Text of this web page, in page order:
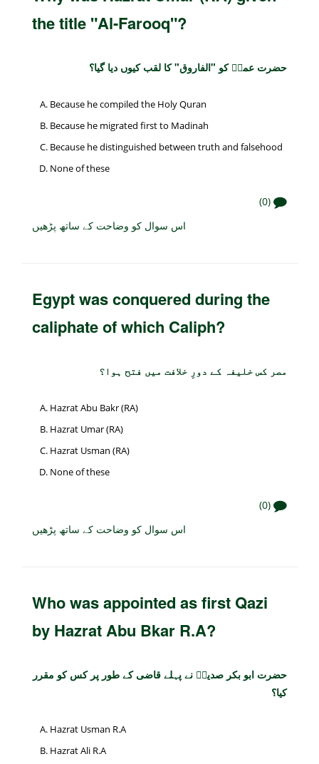
the title "Al-Farooq"?
حضرت عمرؓ کو "الفاروق" کا لقب کیوں دیا گیا؟
Because he compiled the Holy Quran
Because he migrated first to Madinah
Because he distinguished between truth and falsehood
None of these
(0)
اس سوال کو وضاحت کے ساتھ پڑھیں
Egypt was conquered during the
caliphate of which Caliph?
مصر کس خلیفہ کے دورِ خلافت میں فتح ہوا؟
Hazrat Abu Bakr (RA)
Hazrat Umar (RA)
Hazrat Usman (RA)
None of these
(0)
اس سوال کو وضاحت کے ساتھ پڑھیں
Who was appointed as first Qazi
by Hazrat Abu Bkar R.A?
حضرت ابو بکر صدیقؓ نے پہلے قاضی کے طور پر کس کو مقرر
کیا؟
Hazrat Usman R.A
Hazrat Ali R.A